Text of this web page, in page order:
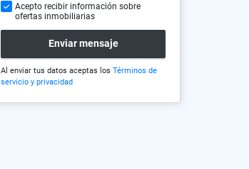
Acepto recibir información sobre
ofertas inmobiliarias
Enviar mensaje
Al enviar tus datos aceptas los Términos de
servicio y privacidad